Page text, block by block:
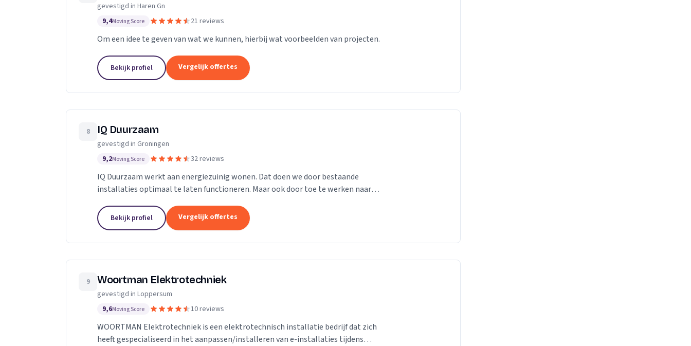
gevestigd in Haren Gn
9,4Moving Score 21 reviews
Om een idee te geven van wat we kunnen, hierbij wat voorbeelden van projecten.
Bekijk profiel Vergelijk offertes
8 IQ Duurzaam
gevestigd in Groningen
9,2Moving Score 32 reviews
IQ Duurzaam werkt aan energiezuinig wonen. Dat doen we door bestaande
installaties optimaal te laten functioneren. Maar ook door toe te werken naar
Bekijk profiel Vergelijk offertes
9 Woortman Elektrotechniek
gevestigd in Loppersum
9,6Moving Score 10 reviews
WOORTMAN Elektrotechniek is een elektrotechnisch installatie bedrijf dat zich
heeft gespecialiseerd in het aanpassen/installeren van e-installaties tijdens